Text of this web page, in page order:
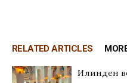
RELATED ARTICLES
Илинден